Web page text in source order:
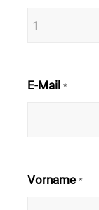
E-Mail *
Vorname *